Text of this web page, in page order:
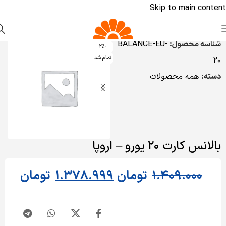
Skip to main content
-2%
تمام شد
شناسه محصول: BALANCE-EU-
20
دسته: همه محصولات
بالانس کارت 20 یورو – اروپا
1.409.000 تومان 1.378.999 تومان